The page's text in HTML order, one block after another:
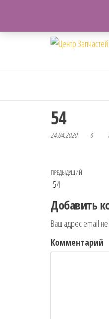
54
24.04.2020 0
Предыдущая запись
ПРЕДЫДУЩИЙ
54
Добавить
Ваш адрес email
Комментарий